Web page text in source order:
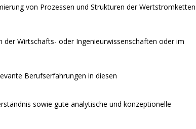
von Prozessen und Strukturen der Wertstromketten
der Wirtschafts- oder Ingenieurwissenschaften oder im
Berufserfahrungen in diesen
sowie gute analytische und konzeptionelle